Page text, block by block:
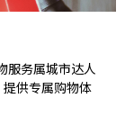
服务属城市达人
供专属购物体